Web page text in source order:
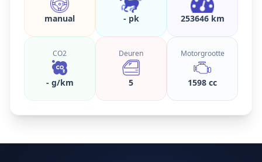
manual - pk 253646 km
CO2
- g/km
Deuren
5
Motorgrootte
1598 cc